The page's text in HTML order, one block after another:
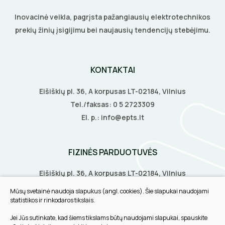
VENTILIATORIAI
EL. SKAMBUČIAI
ŽAIBOSAUGA IR ĮŽEMINIMAS
GELINĖS JUNGTYS
BŪGNAI KABELIŲ VYNIOJIMUI
GULSČIUKAI
ETIKEČIŲ SPAUSDINTUVAI
PJOVIMO ĮRANKIAI
KALIMO ĮRANKIAI
LITAVIMO, KLIJAVIMO ĮRANKIAI
ELEKTRINIAI ĮRANKIAI
ŽYMEKLIAI
Inovacinė veikla, pagrįsta pažangiausių elektrotechnikos
prekių žinių įsigijimu bei naujausių tendencijų stebėjimu.
KONTAKTAI
Eišiškių pl. 36, A korpusas LT-02184, Vilnius
Tel./faksas: 0 5 2723309
El. p.: info@epts.lt
FIZINĖS PARDUOTUVĖS
Eišiškių pl. 36, A korpusas LT-02184, Vilnius
Biruliškių g. 8, LT-52168, Kaunas
Tilžės g. 60, LT-91108, Klaipėda
Mūsų svetainė naudoja slapukus (angl. cookies). Šie slapukai naudojami
statistikos ir rinkodaros tikslais.
Jei Jūs sutinkate, kad šiems tikslams būtų naudojami slapukai, spauskite